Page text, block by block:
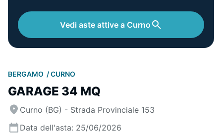
Vedi aste attive a Curno
BERGAMO CURNO
GARAGE 34 MQ
Curno (BG) - Strada Provinciale 153
Data dell'asta: 25/06/2026